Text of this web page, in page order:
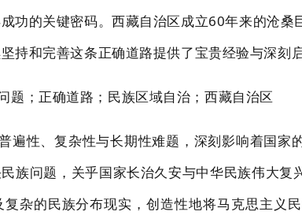
功的关键密码。西藏自治区成立60年来的沧桑
持和完善这条正确道路提供了宝贵经验与深刻启
题；正确道路；民族区域自治；西藏自治区
遍性、复杂性与长期性难题，深刻影响着国家
民族问题，关乎国家长治久安与中华民族伟大
杂的民族分布现实 ，创造性地将马克思主义